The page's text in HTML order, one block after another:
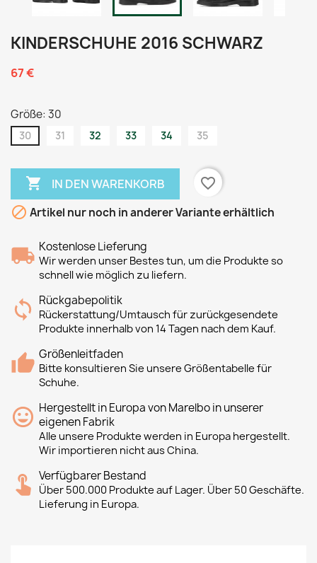
KINDERSCHUHE 2016 SCHWARZ
67 €
Größe: 30
30 31 32 33 34 35
 IN DEN WARENKORB
favorite_border
 Artikel nur noch in anderer Variante erhältlich
Kostenlose Lieferung
Wir werden unser Bestes tun, um die Produkte so
schnell wie möglich zu liefern.
Rückgabepolitik
Rückerstattung/Umtausch für zurückgesendete
Produkte innerhalb von 14 Tagen nach dem Kauf.
Größenleitfaden
Bitte konsultieren Sie unsere Größentabelle für
Schuhe.
Hergestellt in Europa von Marelbo in unserer
eigenen Fabrik
Alle unsere Produkte werden in Europa hergestellt.
Wir importieren nicht aus China.
Verfügbarer Bestand
Über 500.000 Produkte auf Lager. Über 50 Geschäfte.
Lieferung in Europa.